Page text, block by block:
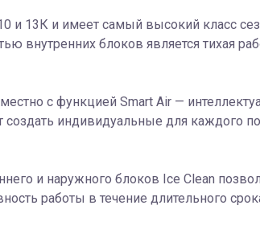
и 13К и имеет самый высокий класс
внутренних блоков является тихая
с функцией Smart Air —
индивидуальные для каждого
и наружного блоков Ice Clean
работы в течение длительного